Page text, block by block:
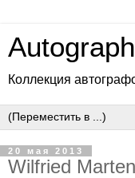
Коллекция
20 мая 2013
Wilfried